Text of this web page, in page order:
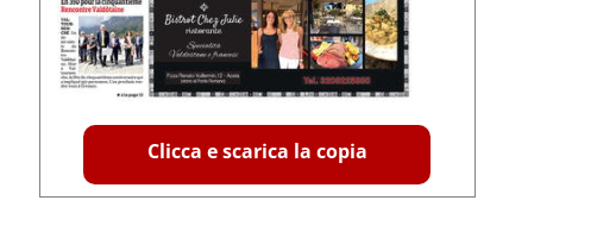
Clicca e scarica la copia